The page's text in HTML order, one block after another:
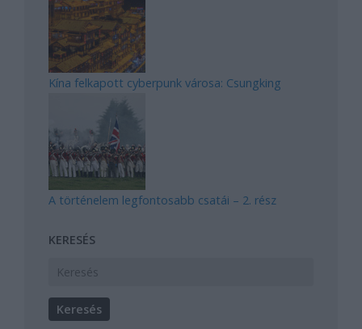
Kína felkapott cyberpunk városa: Csungking
A történelem legfontosabb csatái – 2. rész
KERESÉS